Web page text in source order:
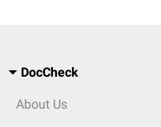
DocCheck
About Us